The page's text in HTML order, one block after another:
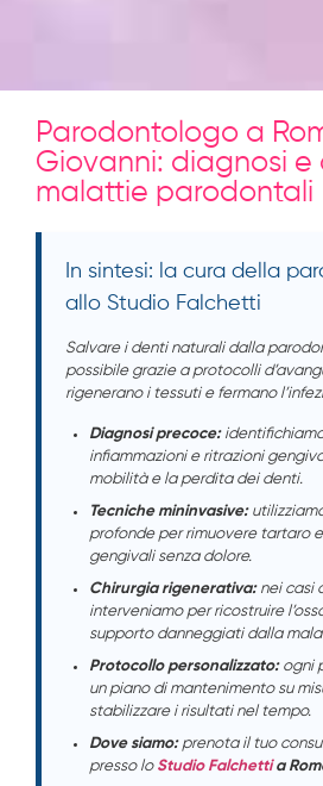
Parodontologo a
Giovanni: diagnosi e
malattie parodontali
In sintesi: la cura della
allo Studio Falchetti
Salvare i denti naturali dalla
possibile grazie a protocolli
rigenerano i tessuti e fermano
Diagnosi precoce:
infiammazioni e ritrazioni
mobilità e la perdita dei denti.
Tecniche mininvasive:
profonde per rimuovere tartaro
gengivali senza dolore.
Chirurgia rigenerativa:nei casi
interveniamo per ricostruire
supporto danneggiati dalla
Protocollo personalizzato:ogni
un piano di mantenimento su
stabilizzare i risultati nel tempo.
Dove siamo:prenota il tuo
presso lo Studio Falchettia